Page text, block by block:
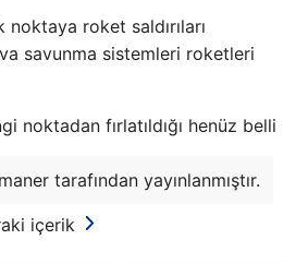
roket saldırıları
savunma sistemleri roketleri
noktadan fırlatıldığı henüz belli
tarafından yayınlanmıştır.
içerik